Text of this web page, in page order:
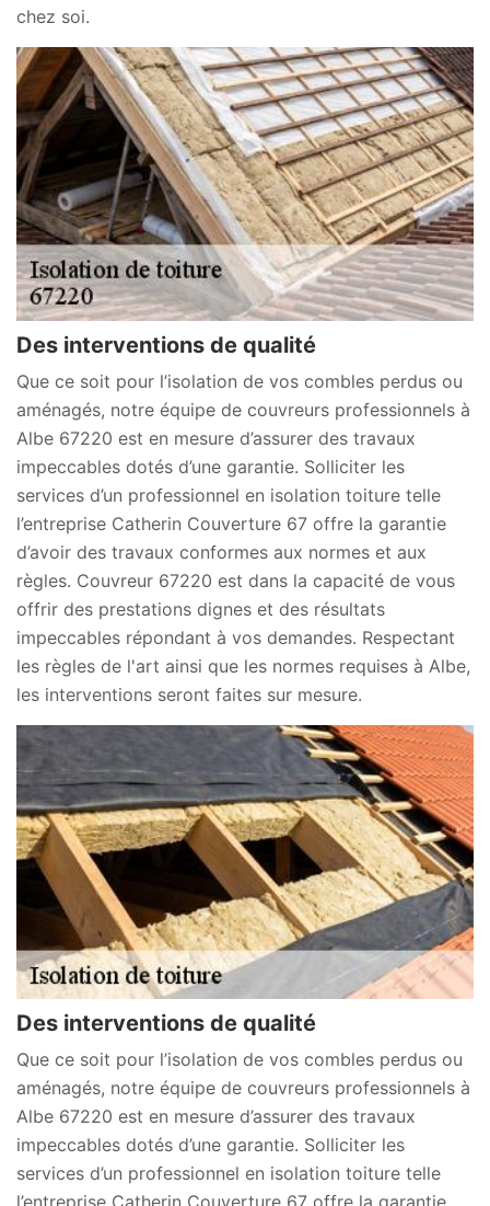
chez soi.
Des interventions de qualité
Que ce soit pour l’isolation de vos combles perdus ou
aménagés, notre équipe de couvreurs professionnels à
Albe 67220 est en mesure d’assurer des travaux
impeccables dotés d’une garantie. Solliciter les
services d’un professionnel en isolation toiture telle
l’entreprise Catherin Couverture 67 offre la garantie
d’avoir des travaux conformes aux normes et aux
règles. Couvreur 67220 est dans la capacité de vous
offrir des prestations dignes et des résultats
impeccables répondant à vos demandes. Respectant
les règles de l'art ainsi que les normes requises à Albe,
les interventions seront faites sur mesure.
Des interventions de qualité
Que ce soit pour l’isolation de vos combles perdus ou
aménagés, notre équipe de couvreurs professionnels à
Albe 67220 est en mesure d’assurer des travaux
impeccables dotés d’une garantie. Solliciter les
services d’un professionnel en isolation toiture telle
l’entreprise Catherin Couverture 67 offre la garantie